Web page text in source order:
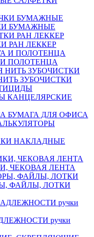
БУМАЖНЫЕ
РАН ЛЕККЕР
ПОЛОТЕНЦА
ЗУБОЧИСТКИ
КАНЦЕЛЯРСКИЕ
БУМАГА ДЛЯ ОФИСА
НАКЛАДНЫЕ
ЧЕКОВАЯ ЛЕНТА
ФАЙЛЫ, ЛОТКИ
ручки